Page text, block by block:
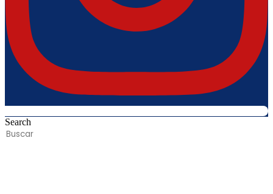
Search